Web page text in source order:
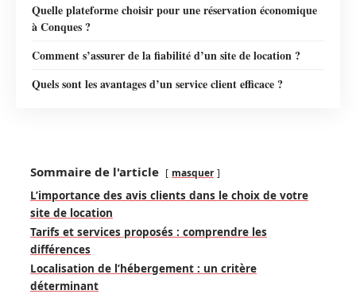
Quelle plateforme choisir pour une réservation économique
à Conques ?
Comment s’assurer de la fiabilité d’un site de location ?
Quels sont les avantages d’un service client efficace ?
Sommaire de l'article masquer
L’importance des avis clients dans le choix de votre
site de location
Tarifs et services proposés : comprendre les
différences
Localisation de l’hébergement : un critère
déterminant